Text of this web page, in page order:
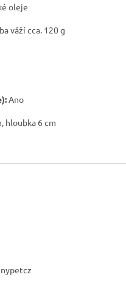
oleje
váží cca. 120 g
Ano
hloubka 6 cm